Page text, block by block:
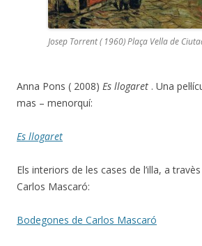
Josep Torrent ( 1960) Plaça Vella de
Anna Pons ( 2008) Es llogaret . Una
mas – menorquí:
Es llogaret
Els interiors de les cases de l’illa, a
Carlos Mascaró:
Bodegones de Carlos Mascaró